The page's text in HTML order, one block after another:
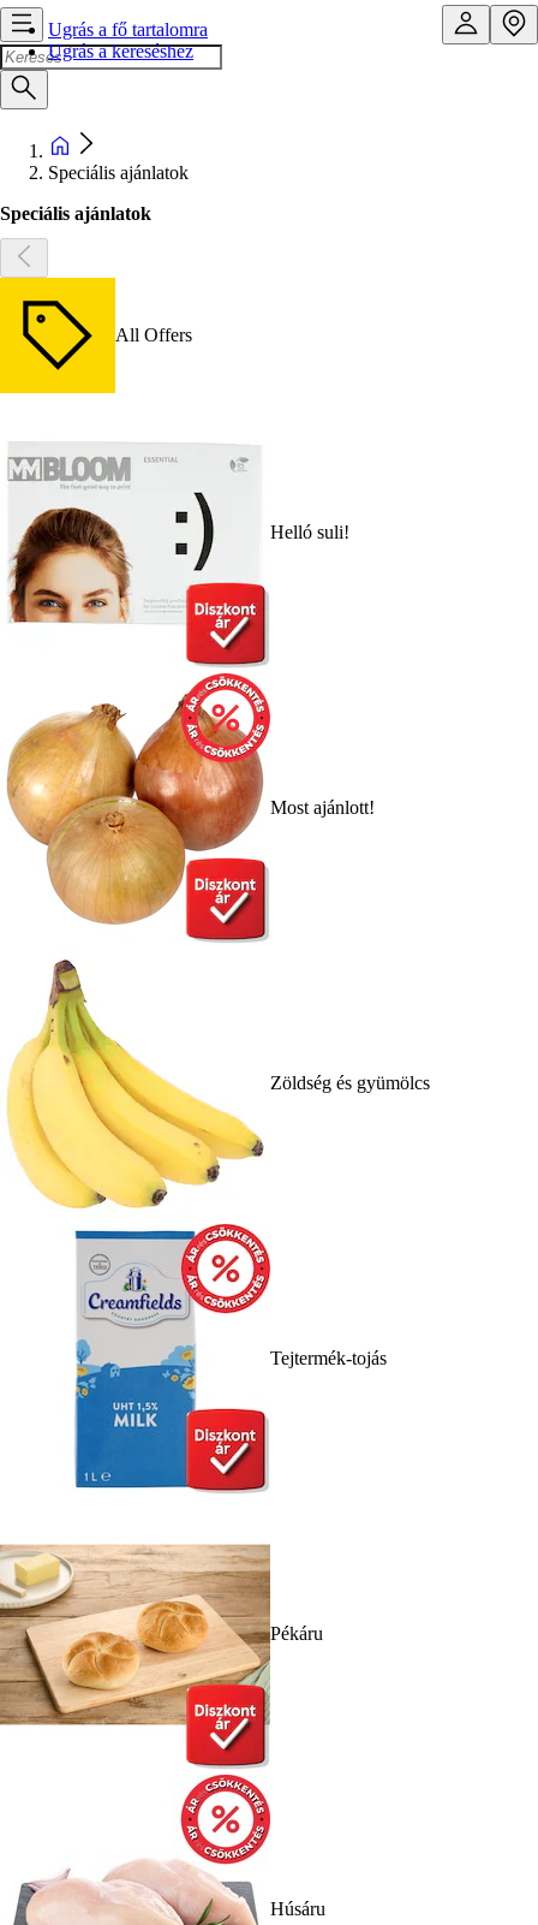
Ugrás a fő tartalomra
Ugrás a kereséshez
Speciális ajánlatok
Speciális ajánlatok
All Offers
Helló suli!
Most ajánlott!
Zöldség és gyümölcs
Tejtermék-tojás
Pékáru
Húsáru